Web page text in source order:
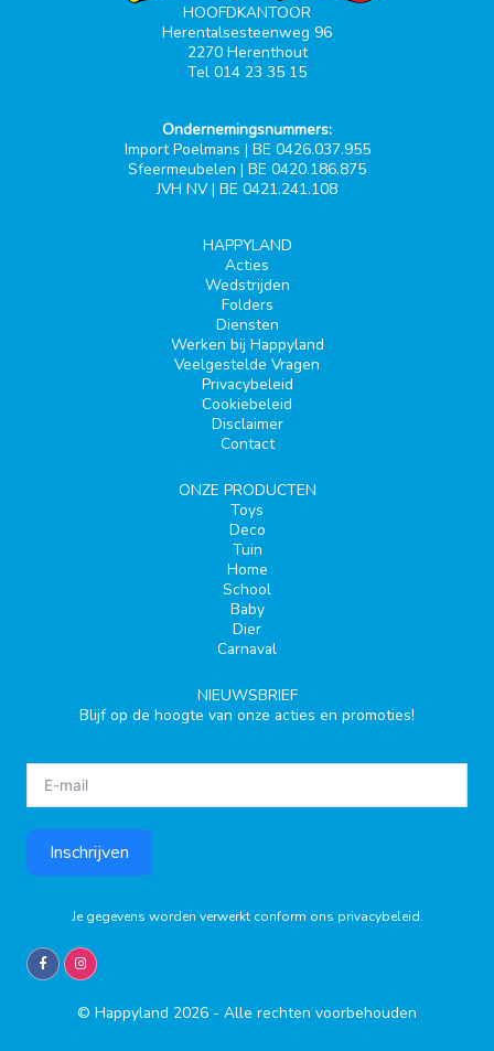
HOOFDKANTOOR
Herentalsesteenweg 96
2270 Herenthout
Tel 014 23 35 15
Ondernemingsnummers:
Import Poelmans | BE 0426.037.955
Sfeermeubelen | BE 0420.186.875
JVH NV | BE 0421.241.108
HAPPYLAND
Acties
Wedstrijden
Folders
Diensten
Werken bij Happyland
Veelgestelde Vragen
Privacybeleid
Cookiebeleid
Disclaimer
Contact
ONZE PRODUCTEN
Toys
Deco
Tuin
Home
School
Baby
Dier
Carnaval
NIEUWSBRIEF
Blijf op de hoogte van onze acties en promoties!
Inschrijven
Je gegevens worden verwerkt conform ons privacybeleid.
© Happyland 2026 - Alle rechten voorbehouden